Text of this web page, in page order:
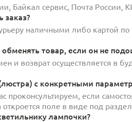
Байкал сервис, Почта России,
заказ?
наличными либо картой
товар, если он не
и возврат осуществляется в
с конкретными
проконсультируем, если
откроется поле в виде под
лампочки?